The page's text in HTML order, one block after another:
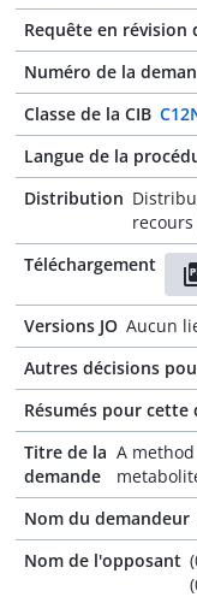
Requête en révision
Numéro de la
Classe de la CIB
Langue de la
Distribution
recours
Téléchargement
Versions JO Aucun
Autres décisions
Résumés pour cette
Titre de la
demande
A
Nom du demandeur
Nom de l'opposant